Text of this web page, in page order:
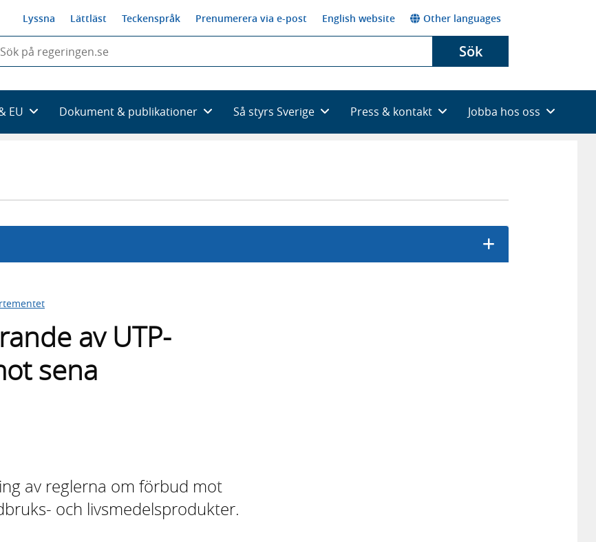
Lyssna Lättläst Teckenspråk Prenumerera via e-post English website Other languages
du
Sök
EU Dokument & publikationer Så styrs Sverige Press & kontakt Jobba hos oss
av UTP-
sena
av reglerna om förbud mot
och livsmedelsprodukter.